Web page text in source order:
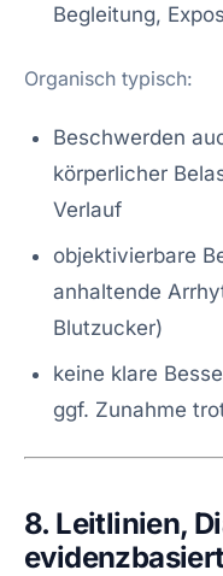
Begleitung,
Organisch typisch:
Beschwerden
körperlicher
Verlauf
objektivierbare
anhaltende
Blutzucker)
keine klare
ggf. Zunahme
8. Leitlinien,